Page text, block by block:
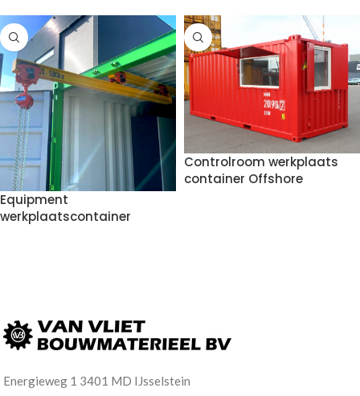
Equipment
werkplaatscontainer
Controlroom werkplaats
container Offshore
Energieweg 1 3401 MD IJsselstein